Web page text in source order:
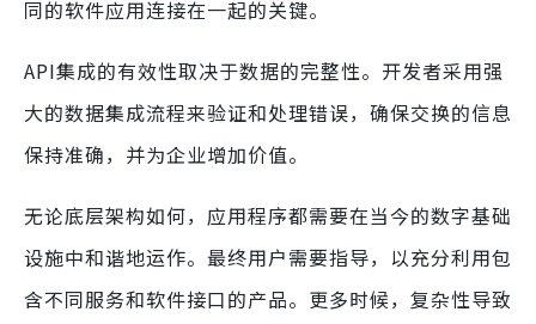
同的软件应用连接在一起的关键。
API集成的有效性取决于数据的完整性。开发者采用强
大的数据集成流程来验证和处理错误，确保交换的信息
保持准确，并为企业增加价值。
无论底层架构如何，应用程序都需要在当今的数字基础
设施中和谐地运作。最终用户需要指导，以充分利用包
含不同服务和软件接口的产品。更多时候，复杂性导致